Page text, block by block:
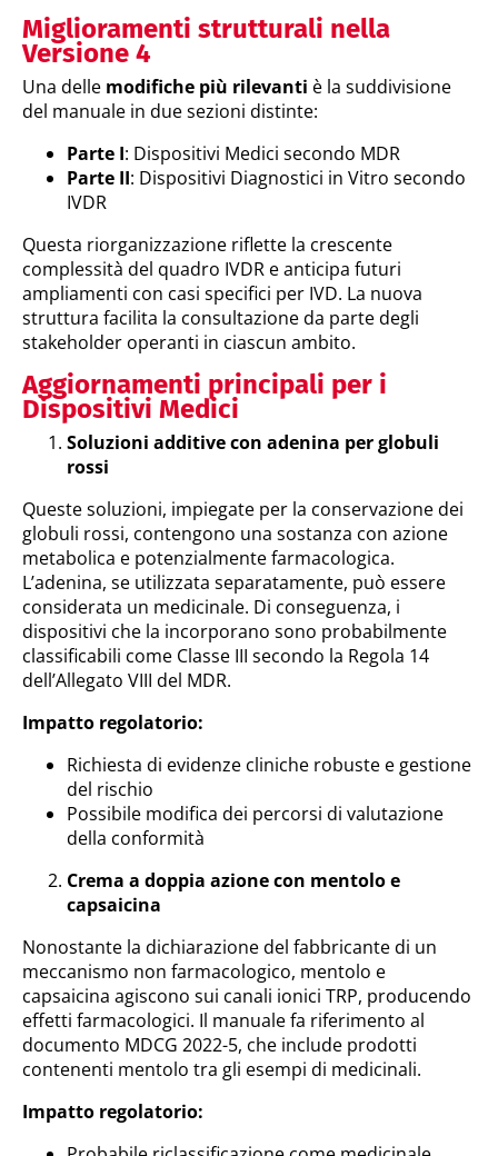
Miglioramenti strutturali nella
Versione 4
Una delle modifiche più rilevanti è la suddivisione
del manuale in due sezioni distinte:
Parte I: Dispositivi Medici secondo MDR
Parte II: Dispositivi Diagnostici in Vitro secondo
IVDR
Questa riorganizzazione riflette la crescente
complessità del quadro IVDR e anticipa futuri
ampliamenti con casi specifici per IVD. La nuova
struttura facilita la consultazione da parte degli
stakeholder operanti in ciascun ambito.
Aggiornamenti principali per i
Dispositivi Medici
Soluzioni additive con adenina per globuli
rossi
Queste soluzioni, impiegate per la conservazione dei
globuli rossi, contengono una sostanza con azione
metabolica e potenzialmente farmacologica.
L’adenina, se utilizzata separatamente, può essere
considerata un medicinale. Di conseguenza, i
dispositivi che la incorporano sono probabilmente
classificabili come Classe III secondo la Regola 14
dell’Allegato VIII del MDR.
Impatto regolatorio:
Richiesta di evidenze cliniche robuste e gestione
del rischio
Possibile modifica dei percorsi di valutazione
della conformità
Crema a doppia azione con mentolo e
capsaicina
Nonostante la dichiarazione del fabbricante di un
meccanismo non farmacologico, mentolo e
capsaicina agiscono sui canali ionici TRP, producendo
effetti farmacologici. Il manuale fa riferimento al
documento MDCG 2022-5, che include prodotti
contenenti mentolo tra gli esempi di medicinali.
Impatto regolatorio: